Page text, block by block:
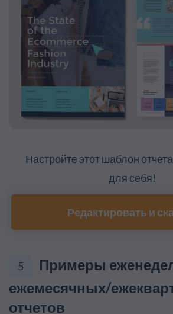
Настройте этот шаблон
для себя!
Редактировать и
5
Примеры
ежемесячных/
отчетов